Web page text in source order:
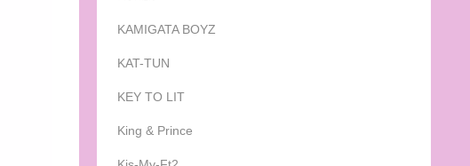
KAMIGATA BOYZ
KAT-TUN
KEY TO LIT
King & Prince